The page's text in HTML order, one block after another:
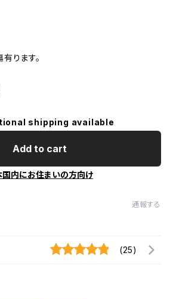
ります。
shipping available
Add to cart
国内にお住まいの方向け
通報する
(25)